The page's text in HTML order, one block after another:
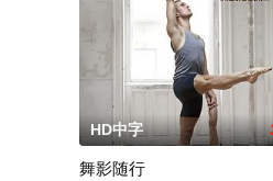
HD中字
舞影随行